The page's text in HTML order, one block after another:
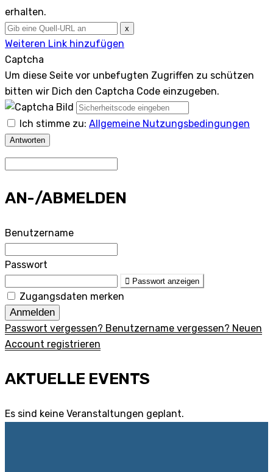
erhalten.
x
Weiteren Link hinzufügen
Captcha
Um diese Seite vor unbefugten Zugriffen zu schützen
bitten wir Dich den Captcha Code einzugeben.
Ich stimme zu: Allgemeine Nutzungsbedingungen
Antworten
AN-/ABMELDEN
Benutzername
Passwort
Passwort anzeigen
Zugangsdaten merken
Anmelden
Passwort vergessen? Benutzername vergessen? Neuen
Account registrieren
AKTUELLE EVENTS
Es sind keine Veranstaltungen geplant.